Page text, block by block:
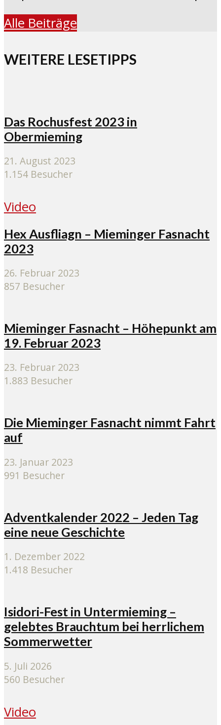
Alle Beiträge
WEITERE LESETIPPS
Das Rochusfest 2023 in
Obermieming
21. August 2023
1.154 Besucher
Video
Hex Ausfliagn – Mieminger Fasnacht
2023
26. Februar 2023
857 Besucher
Mieminger Fasnacht – Höhepunkt am
19. Februar 2023
23. Februar 2023
1.883 Besucher
Die Mieminger Fasnacht nimmt Fahrt
auf
23. Januar 2023
991 Besucher
Adventkalender 2022 – Jeden Tag
eine neue Geschichte
1. Dezember 2022
1.418 Besucher
Isidori-Fest in Untermieming –
gelebtes Brauchtum bei herrlichem
Sommerwetter
5. Juli 2026
560 Besucher
Video